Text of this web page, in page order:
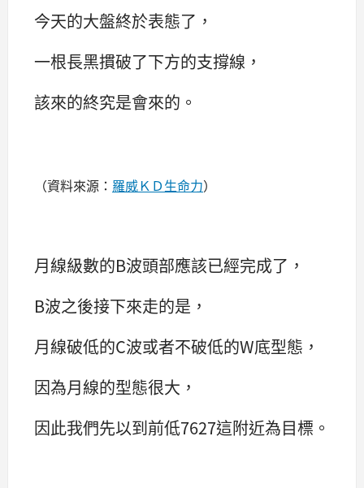
今天的大盤終於表態了，
一根長黑摜破了下方的支撐線，
該來的終究是會來的。
（資料來源： 羅威ＫＤ生命力）
月線級數的B波頭部應該已經完成了，
B波之後接下來走的是，
月線破低的C波或者不破低的W底型態，
因為月線的型態很大，
因此我們先以到前低7627這附近為目標。